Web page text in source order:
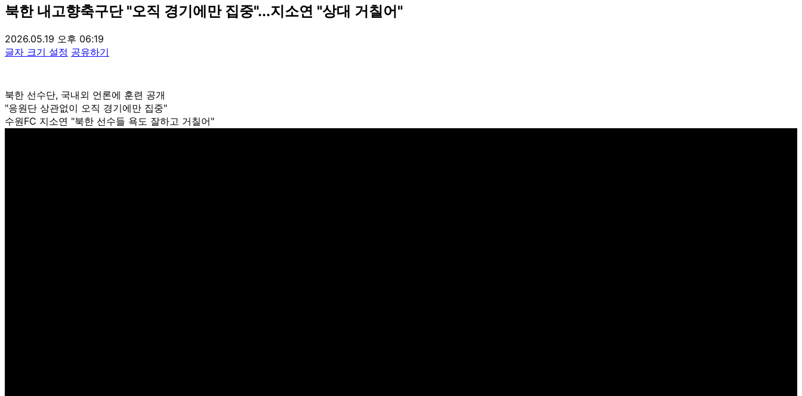
북한 내고향축구단 "오직 경기에만 집중"...지소연 "상대 거칠어"
2026.05.19 오후 06:19
글자 크기 설정 공유하기
북한 선수단, 국내외 언론에 훈련 공개
"응원단 상관없이 오직 경기에만 집중"
수원FC 지소연 "북한 선수들 욕도 잘하고 거칠어"